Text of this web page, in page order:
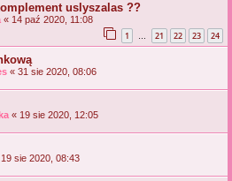
uslyszalas ??
« 14 paź 2020, 11:08
1 … 21 22 23 24
« 31 sie 2020, 08:06
« 19 sie 2020, 12:05
19 sie 2020, 08:43